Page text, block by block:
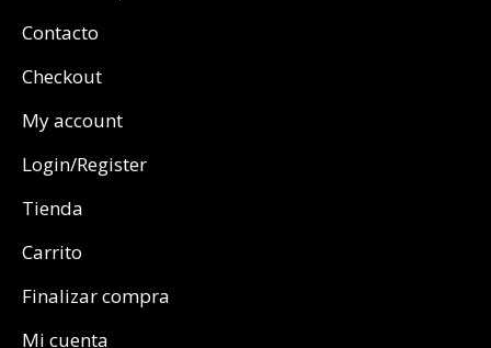
Contacto
Checkout
My account
Login/Register
Tienda
Carrito
Finalizar compra
Mi cuenta